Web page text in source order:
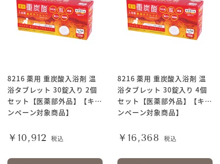
8216 薬用 重炭酸入浴剤 温
浴タブレット 30錠入り 2個
セット【医薬部外品】【キャ
ンペーン対象商品】
￥10,912 税込
8216 薬用 重炭酸入浴剤 温
浴タブレット 30錠入り 4個
セット【医薬部外品】【キャ
ンペーン対象商品】
￥16,368 税込